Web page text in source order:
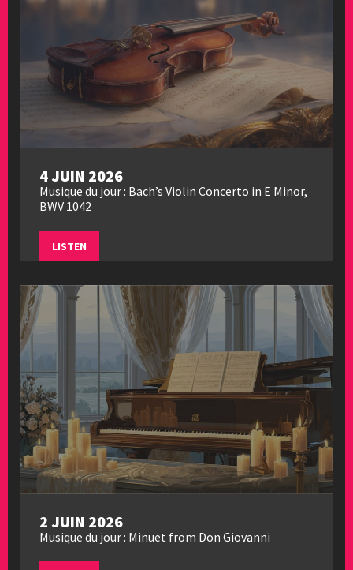
4 JUIN 2026
Musique du jour : Bach’s Violin Concerto in E Minor,
BWV 1042
LISTEN
2 JUIN 2026
Musique du jour : Minuet from Don Giovanni